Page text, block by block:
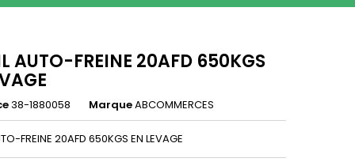
AUTO-FREINE 20AFD 650KGS
38-1880058 MarqueABCOMMERCES
FREINE 20AFD 650KGS EN LEVAGE